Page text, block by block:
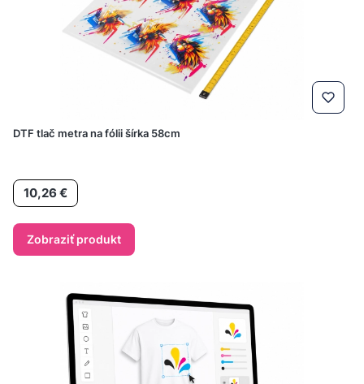
DTF tlač metra na fólii šírka 58cm
Cena
10,26 €
Zobraziť produkt